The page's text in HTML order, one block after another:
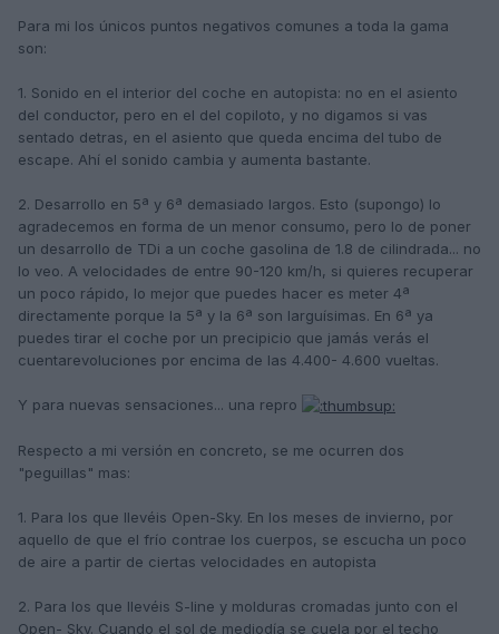
Para mi los únicos puntos negativos comunes a toda la gama
son:
1. Sonido en el interior del coche en autopista: no en el asiento
del conductor, pero en el del copiloto, y no digamos si vas
sentado detras, en el asiento que queda encima del tubo de
escape. Ahí el sonido cambia y aumenta bastante.
2. Desarrollo en 5ª y 6ª demasiado largos. Esto (supongo) lo
agradecemos en forma de un menor consumo, pero lo de poner
un desarrollo de TDi a un coche gasolina de 1.8 de cilindrada... no
lo veo. A velocidades de entre 90-120 km/h, si quieres recuperar
un poco rápido, lo mejor que puedes hacer es meter 4ª
directamente porque la 5ª y la 6ª son larguísimas. En 6ª ya
puedes tirar el coche por un precipicio que jamás verás el
cuentarevoluciones por encima de las 4.400- 4.600 vueltas.
Y para nuevas sensaciones... una repro
Respecto a mi versión en concreto, se me ocurren dos
"peguillas" mas:
1. Para los que llevéis Open-Sky. En los meses de invierno, por
aquello de que el frío contrae los cuerpos, se escucha un poco
de aire a partir de ciertas velocidades en autopista
2. Para los que llevéis S-line y molduras cromadas junto con el
Open- Sky. Cuando el sol de mediodía se cuela por el techo